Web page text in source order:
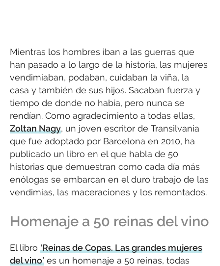
Mientras los hombres iban a las guerras que
han pasado a lo largo de la historia, las mujeres
vendimiaban, podaban, cuidaban la viña, la
casa y también de sus hijos. Sacaban fuerza y
tiempo de donde no había, pero nunca se
rendían. Como agradecimiento a todas ellas,
Zoltan Nagy, un joven escritor de Transilvania
que fue adoptado por Barcelona en 2010, ha
publicado un libro en el que habla de 50
historias que demuestran como cada día más
enólogas se embarcan en el duro trabajo de las
vendimias, las maceraciones y los remontados.
Homenaje a 50 reinas del vino
El libro ‘Reinas de Copas. Las grandes mujeres
del vino’ es un homenaje a 50 reinas, todas